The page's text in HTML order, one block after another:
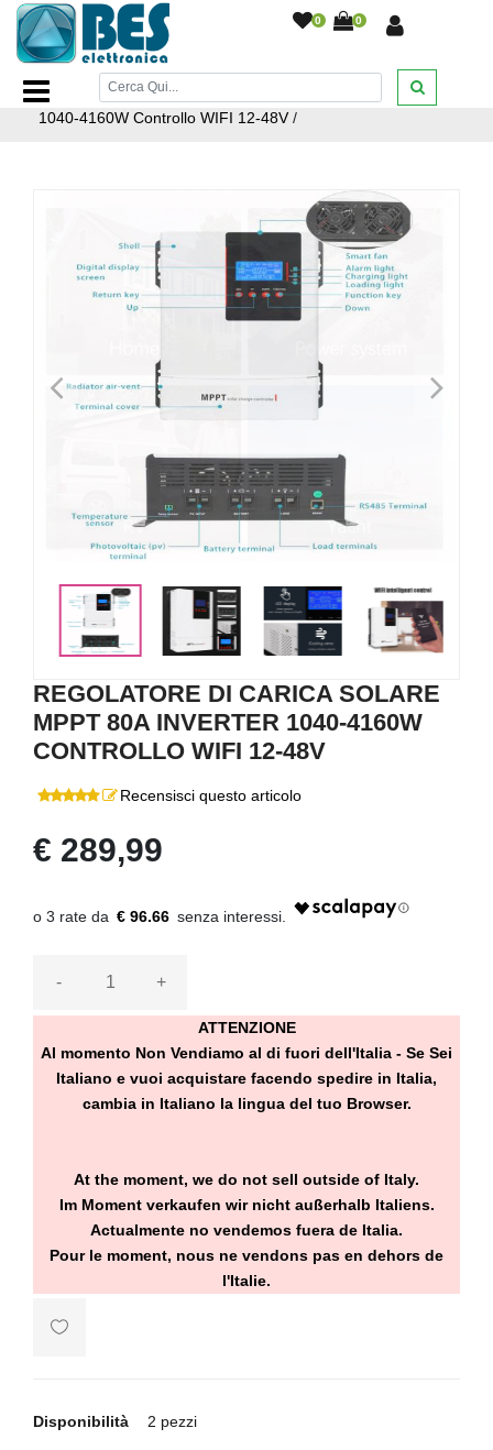
0 0
Home Page/ILLUMINAZIONE
Illuminazione ad Energia
Solare
Regolatore di Carica Solare MPPT 80A Inverter
1040-4160W Controllo WIFI 12-48V/
< >
REGOLATORE DI CARICA SOLARE
MPPT 80A INVERTER 1040-4160W
CONTROLLO WIFI 12-48V
Recensisci questo articolo
€ 289,99
€ 96.66
- +
ATTENZIONE
Al momento Non Vendiamo al di fuori dell'Italia - Se Sei
Italiano e vuoi acquistare facendo spedire in Italia,
cambia in Italiano la lingua del tuo Browser.
At the moment, we do not sell outside of Italy.
Im Moment verkaufen wir nicht außerhalb Italiens.
Actualmente no vendemos fuera de Italia.
Pour le moment, nous ne vendons pas en dehors de
l'Italie.
Disponibilità 2 pezzi